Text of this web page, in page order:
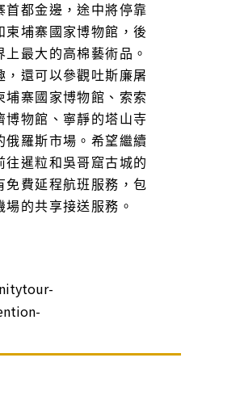
首都金邊，途中將停靠
柬埔寨國家博物館，後
上最大的高棉藝術品。
，還可以參觀吐斯廉屠
埔寨國家博物館、索索
博物館、寧靜的塔山寺
俄羅斯市場。希望繼續
往暹粒和吳哥窟古城的
免費延程航班服務，包
場的共享接送服務。